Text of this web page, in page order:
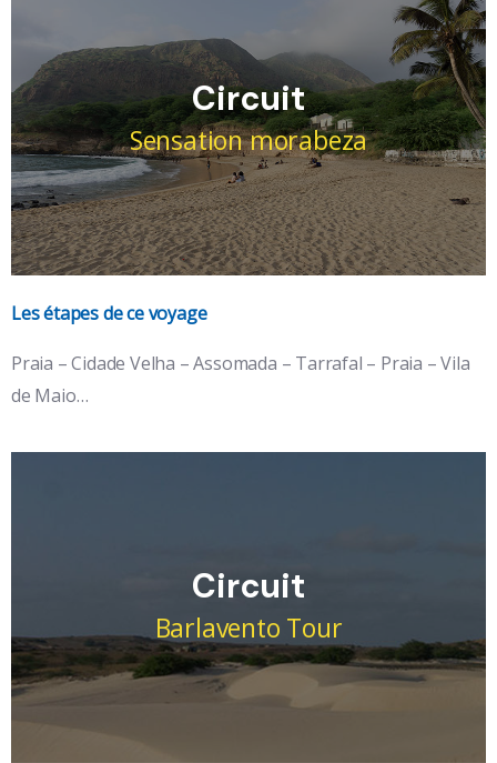
Circuit
Sensation morabeza
Îles : Santiago & Maio
l'île volcan et l'île sauvage, époustouflantes ses perles
Les étapes de ce voyage
Praia – Cidade Velha – Assomada – Tarrafal – Praia – Vila
de Maio…
Circuit
Barlavento Tour